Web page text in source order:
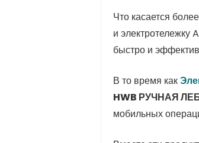
Что касается
и электротележку
быстро и
В то время как
HWB РУЧНАЯ
мобильных